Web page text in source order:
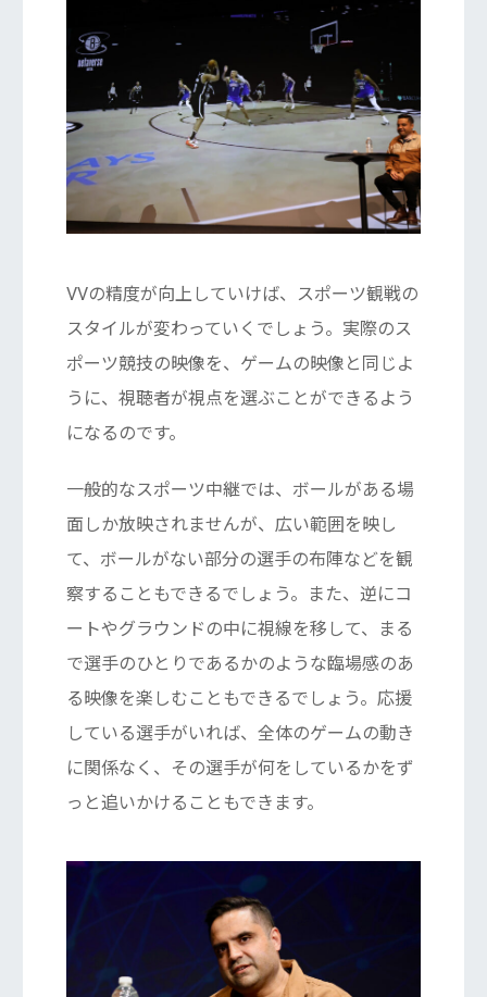
VVの精度が向上していけば、スポーツ観戦の
スタイルが変わっていくでしょう。実際のス
ポーツ競技の映像を、ゲームの映像と同じよ
うに、視聴者が視点を選ぶことができるよう
になるのです。
一般的なスポーツ中継では、ボールがある場
面しか放映されませんが、広い範囲を映し
て、ボールがない部分の選手の布陣などを観
察することもできるでしょう。また、逆にコ
ートやグラウンドの中に視線を移して、まる
で選手のひとりであるかのような臨場感のあ
る映像を楽しむこともできるでしょう。応援
している選手がいれば、全体のゲームの動き
に関係なく、その選手が何をしているかをず
っと追いかけることもできます。